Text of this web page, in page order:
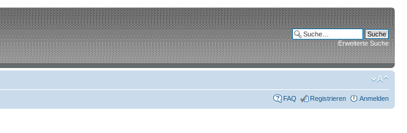
Erweiterte Suche
FAQ Registrieren Anmelden